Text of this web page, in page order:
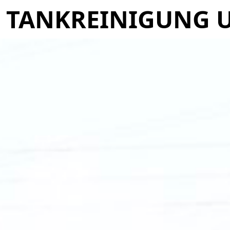
WICHERT:
TANKREINIGUNG